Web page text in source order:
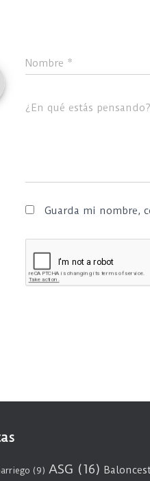
Nombre *
¿En qué estás pensando?
Guarda mi nombre,
(9) ASG (16)